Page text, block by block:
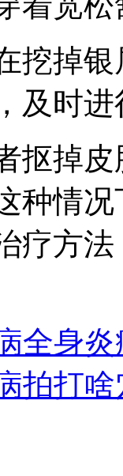
挖掉
及时
抠掉
种情
疗方
全身炎
拍打啥